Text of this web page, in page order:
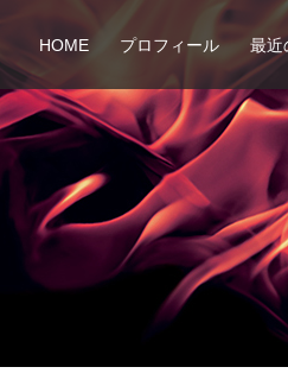
HOME プロフィール 最近